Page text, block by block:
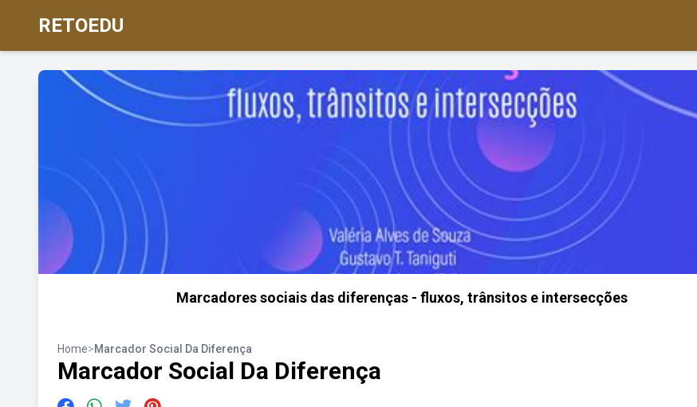
RETOEDU
Marcadores sociais das diferenças - fluxos, trânsitos e intersecções
Home>Marcador Social Da Diferença
Marcador Social Da Diferença